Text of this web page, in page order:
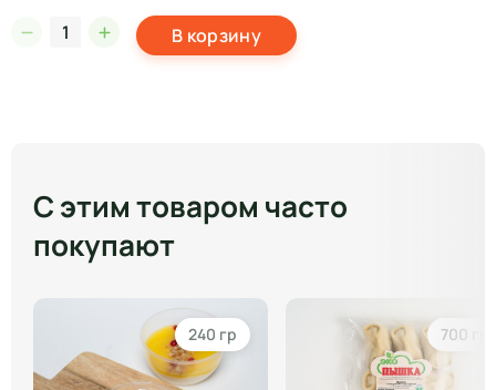
В корзину
С этим товаром часто
покупают
240 гр 700 гр